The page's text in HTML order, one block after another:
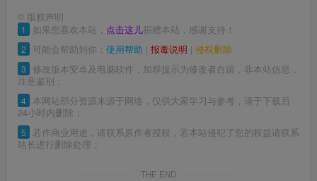
© 版权声明
1 如果您喜欢本站， 点击这儿捐赠本站，感谢支持！
2 可能会帮助到你： 使用帮助 | 报毒说明 | 侵权删除
3 修改版本安卓及电脑软件，加群提示为修改者自留，非本站信息，
注意鉴别；
4 本网站部分资源来源于网络，仅供大家学习与参考，请于下载后
24小时内删除；
5
若作商业用途，请联系原作者授权，若本站侵犯了您的权益请联系
站长进行删除处理；
THE END